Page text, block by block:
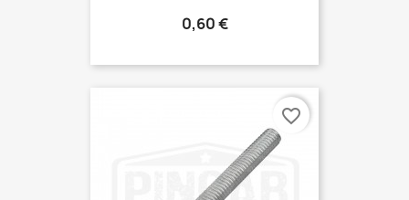
Prix
0,60 €
favorite_border